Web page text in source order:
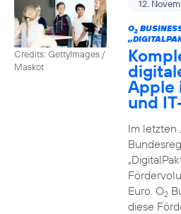
Credits: GettyImages /
Maskot
12.
O2
Apple
und
Im letzten
Euro. O2
diese